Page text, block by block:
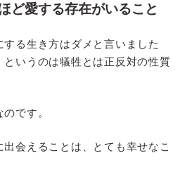
ど愛する存在がいること
する生き方はダメと言いました
いうのは犠牲とは正反対の性質
です。
会えることは、とても幸せなこ